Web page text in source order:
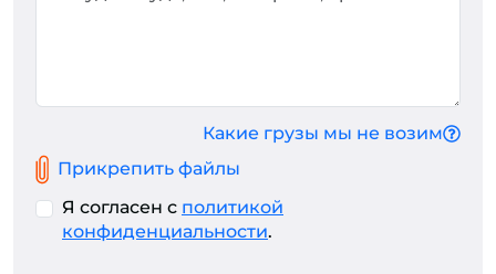
Прикрепить файлы
Какие грузы мы не возим
Я согласен с политикой
конфиденциальности.